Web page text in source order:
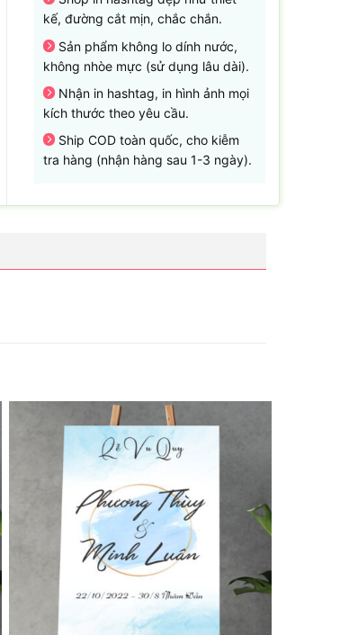
kế, đường cắt mịn, chắc chắn.
Sản phẩm không lo dính nước,
không nhòe mực (sử dụng lâu dài).
Nhận in hashtag, in hình ảnh mọi
kích thước theo yêu cầu.
Ship COD toàn quốc, cho kiễm
tra hàng (nhận hàng sau 1-3 ngày).